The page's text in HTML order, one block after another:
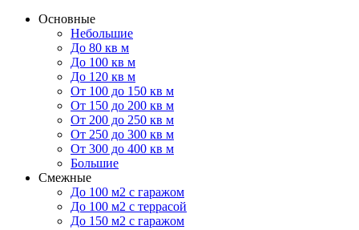
Основные
Небольшие
До 80 кв м
До 100 кв м
До 120 кв м
От 100 до 150 кв м
От 150 до 200 кв м
От 200 до 250 кв м
От 250 до 300 кв м
От 300 до 400 кв м
Большие
Смежные
До 100 м2 с гаражом
До 100 м2 с террасой
До 150 м2 с гаражом